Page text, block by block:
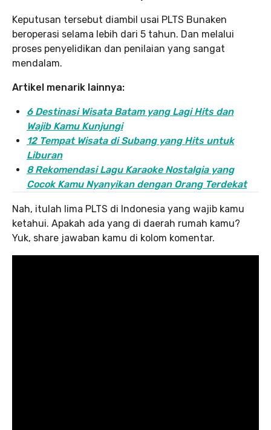
Keputusan tersebut diambil usai PLTS Bunaken
beroperasi selama lebih dari 5 tahun. Dan melalui
proses penyelidikan dan penilaian yang sangat
mendalam.
Artikel menarik lainnya:
6 Destinasi Wisata Batam yang Lagi Hits dan
Wajib Kamu Kunjungi
12 Tempat Wisata di Subang yang Hits untuk
Liburan
8 Rekomendasi Lagu Karaoke Nostalgia yang
Cocok Kamu Nyanyikan dengan Orang Terdekat
Nah, itulah lima PLTS di Indonesia yang wajib kamu
ketahui. Apakah ada yang di daerah rumah kamu?
Yuk, share jawaban kamu di kolom komentar.